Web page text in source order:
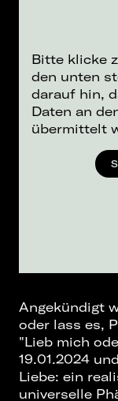
Bitte klicke
den unten
darauf hin,
Daten an
übermittelt
Angekündigt
oder lass es,
"Lieb mich
19.01.2024
Liebe: ein
universelle